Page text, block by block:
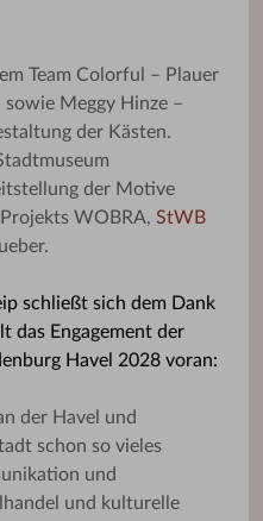
Team Colorful – Plauer
Meggy Hinze –
der Kästen.
der Motive
WOBRA, StWB
schließt sich dem Dank
das Engagement der
Havel 2028 voran:
der Havel und
schon so vieles
und
und kulturelle